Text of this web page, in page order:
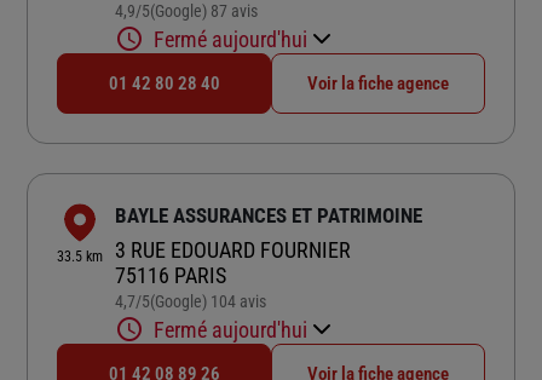
4,9/5Note de 4.9 sur 5
(Google) 87 avis
Fermé aujourd'hui
01 42 80 28 40 Voir la fiche agence
33.5 km
BAYLE ASSURANCES ET PATRIMOINE
3 RUE EDOUARD FOURNIER
75116 PARIS
4,7/5Note de 4.7 sur 5
(Google) 104 avis
Fermé aujourd'hui
01 42 08 89 26 Voir la fiche agence